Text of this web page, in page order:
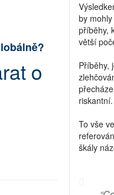
o
by
příběhy,
větší
Příběhy,
riskantní.
To vše
škály